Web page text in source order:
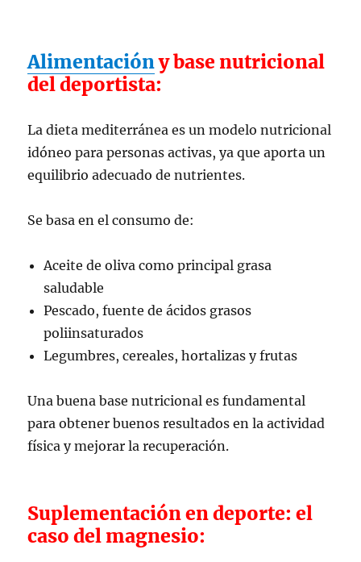
Alimentacióny base nutricional
del deportista:
La dieta mediterránea es un modelo nutricional
idóneo para personas activas, ya que aporta un
equilibrio adecuado de nutrientes.
Se basa en el consumo de:
Aceite de oliva como principal grasa
saludable
Pescado, fuente de ácidos grasos
poliinsaturados
Legumbres, cereales, hortalizas y frutas
Una buena base nutricional es fundamental
para obtener buenos resultados en la actividad
física y mejorar la recuperación.
Suplementación en deporte: el
caso del magnesio: